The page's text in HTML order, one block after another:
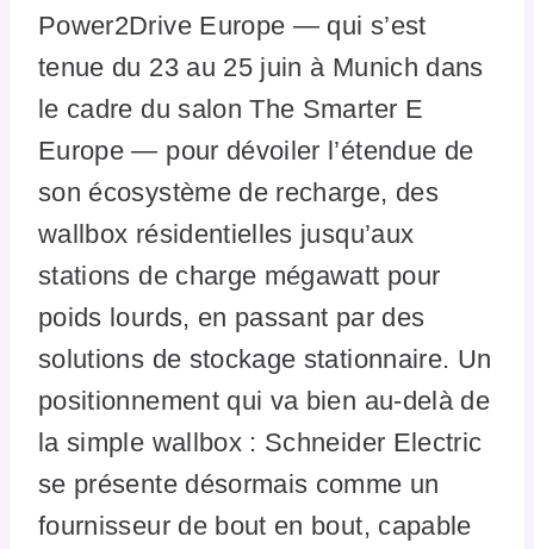
Power2Drive Europe — qui s’est
tenue du 23 au 25 juin à Munich dans
le cadre du salon The Smarter E
Europe — pour dévoiler l’étendue de
son écosystème de recharge, des
wallbox résidentielles jusqu’aux
stations de charge mégawatt pour
poids lourds, en passant par des
solutions de stockage stationnaire. Un
positionnement qui va bien au-delà de
la simple wallbox : Schneider Electric
se présente désormais comme un
fournisseur de bout en bout, capable